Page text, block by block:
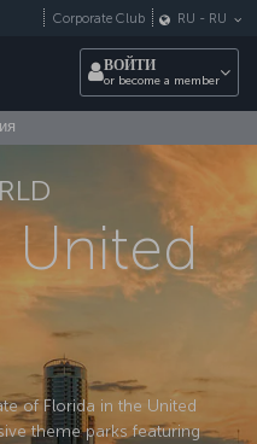
Corporate Club RU - RU
ВОЙТИ
or become a member
United
of Florida in the United
theme parks featuring